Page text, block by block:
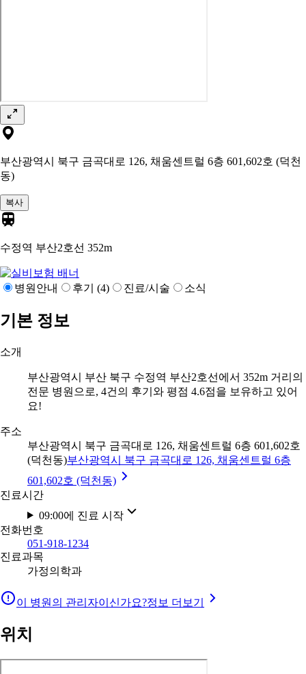
부산광역시 북구 금곡대로 126, 채움센트럴 6층 601,602호 (덕천
동)
복사
수정역 부산2호선 352m
병원안내 후기 (4) 진료/시술 소식
기본 정보
소개
부산광역시 부산 북구 수정역 부산2호선에서 352m 거리의
전문 병원으로, 4건의 후기와 평점 4.6점을 보유하고 있어
요!
주소
부산광역시 북구 금곡대로 126, 채움센트럴 6층 601,602호
(덕천동)부산광역시 북구 금곡대로 126, 채움센트럴 6층
601,602호 (덕천동)
진료시간
09:00에 진료 시작
전화번호
051-918-1234
진료과목
가정의학과
이 병원의 관리자이신가요?정보 더보기
위치